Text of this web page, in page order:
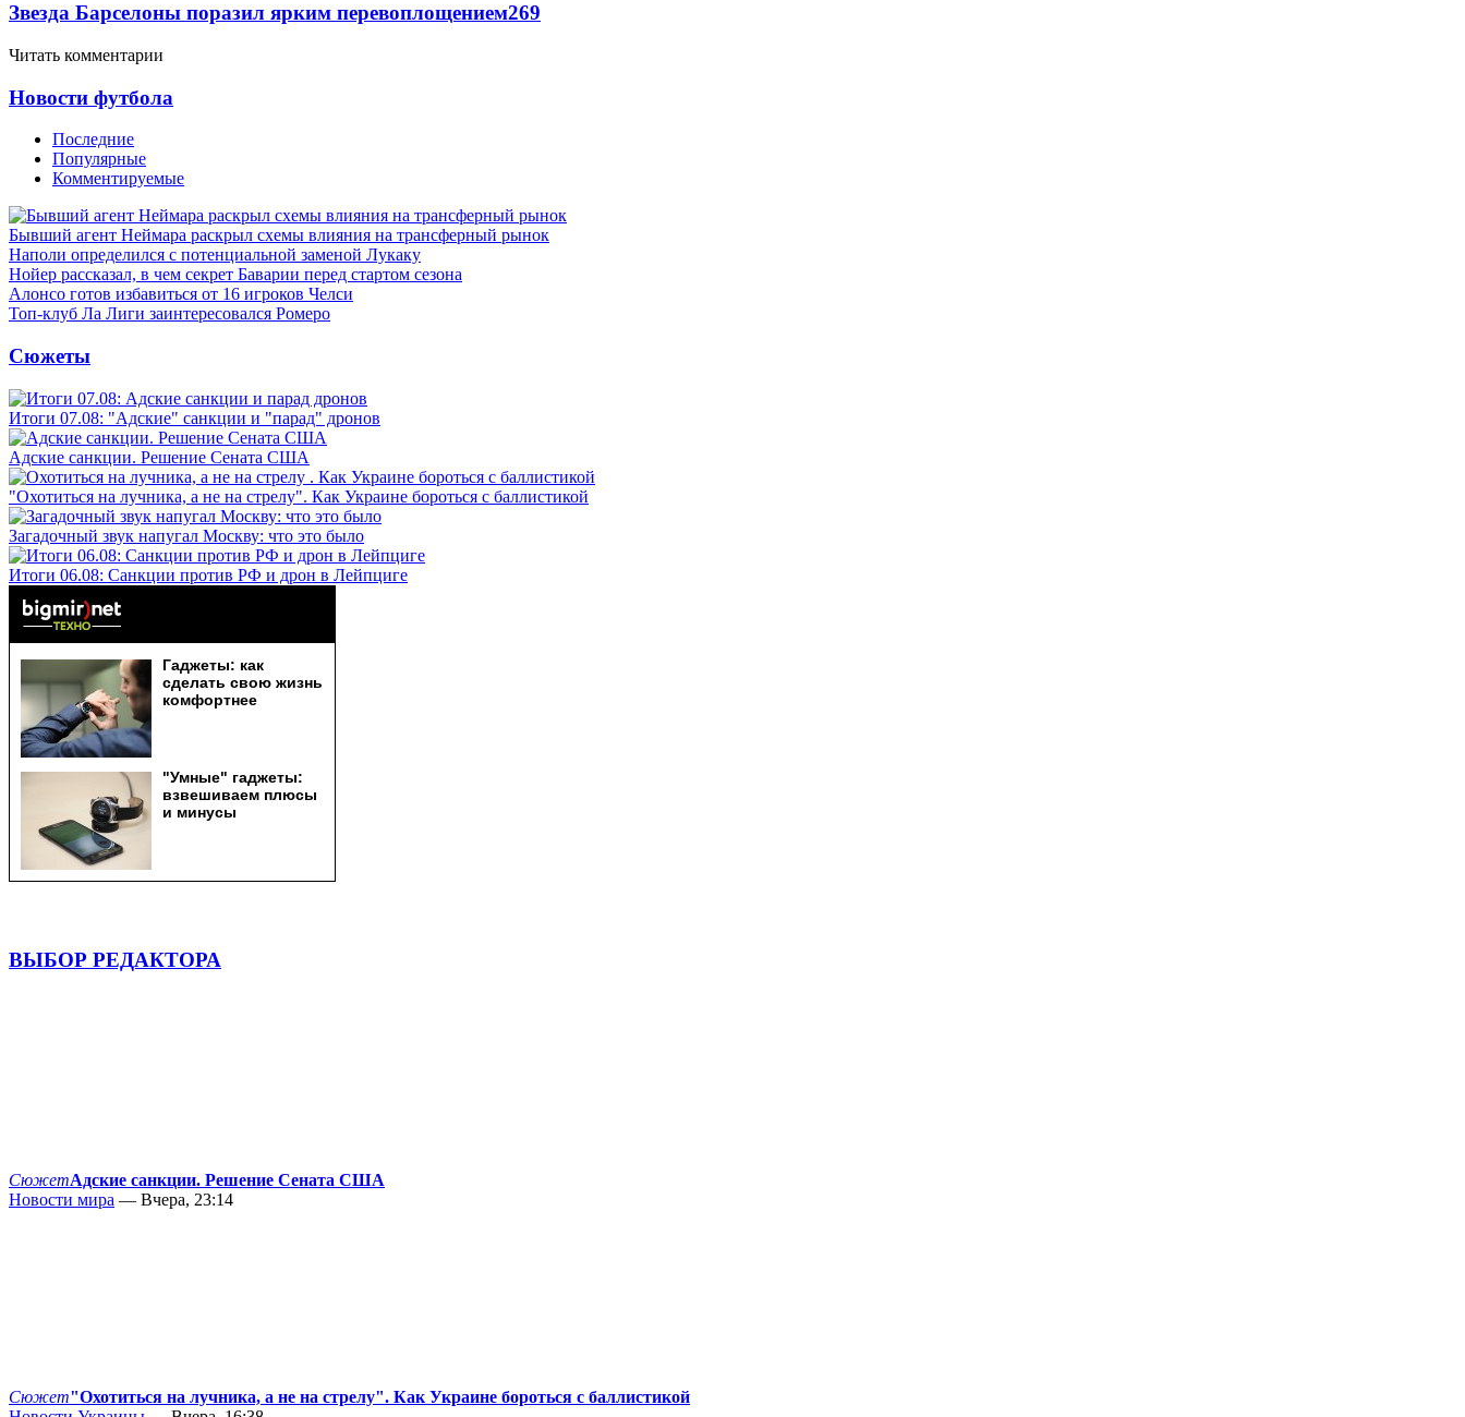
Звезда Барселоны поразил ярким перевоплощением269
Читать комментарии
Новости футбола
Последние
Популярные
Комментируемые
Бывший агент Неймара раскрыл схемы влияния на трансферный рынок
Наполи определился с потенциальной заменой Лукаку
Нойер рассказал, в чем секрет Баварии перед стартом сезона
Алонсо готов избавиться от 16 игроков Челси
Топ-клуб Ла Лиги заинтересовался Ромеро
Сюжеты
Итоги 07.08: "Адские" санкции и "парад" дронов
Адские санкции. Решение Сената США
"Охотиться на лучника, а не на стрелу". Как Украине бороться с баллистикой
Загадочный звук напугал Москву: что это было
Итоги 06.08: Санкции против РФ и дрон в Лейпциге
ВЫБОР РЕДАКТОРА
СюжетАдские санкции. Решение Сената США
Новости мира — Вчера, 23:14
Сюжет"Охотиться на лучника, а не на стрелу". Как Украине бороться с баллистикой